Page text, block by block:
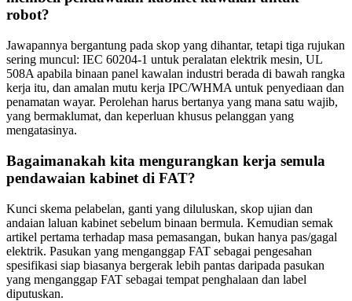
robot?
Jawapannya bergantung pada skop yang dihantar, tetapi tiga rujukan
sering muncul: IEC 60204-1 untuk peralatan elektrik mesin, UL
508A apabila binaan panel kawalan industri berada di bawah rangka
kerja itu, dan amalan mutu kerja IPC/WHMA untuk penyediaan dan
penamatan wayar. Perolehan harus bertanya yang mana satu wajib,
yang bermaklumat, dan keperluan khusus pelanggan yang
mengatasinya.
Bagaimanakah kita mengurangkan kerja semula
pendawaian kabinet di FAT?
Kunci skema pelabelan, ganti yang diluluskan, skop ujian dan
andaian laluan kabinet sebelum binaan bermula. Kemudian semak
artikel pertama terhadap masa pemasangan, bukan hanya pas/gagal
elektrik. Pasukan yang menganggap FAT sebagai pengesahan
spesifikasi siap biasanya bergerak lebih pantas daripada pasukan
yang menganggap FAT sebagai tempat penghalaan dan label
diputuskan.